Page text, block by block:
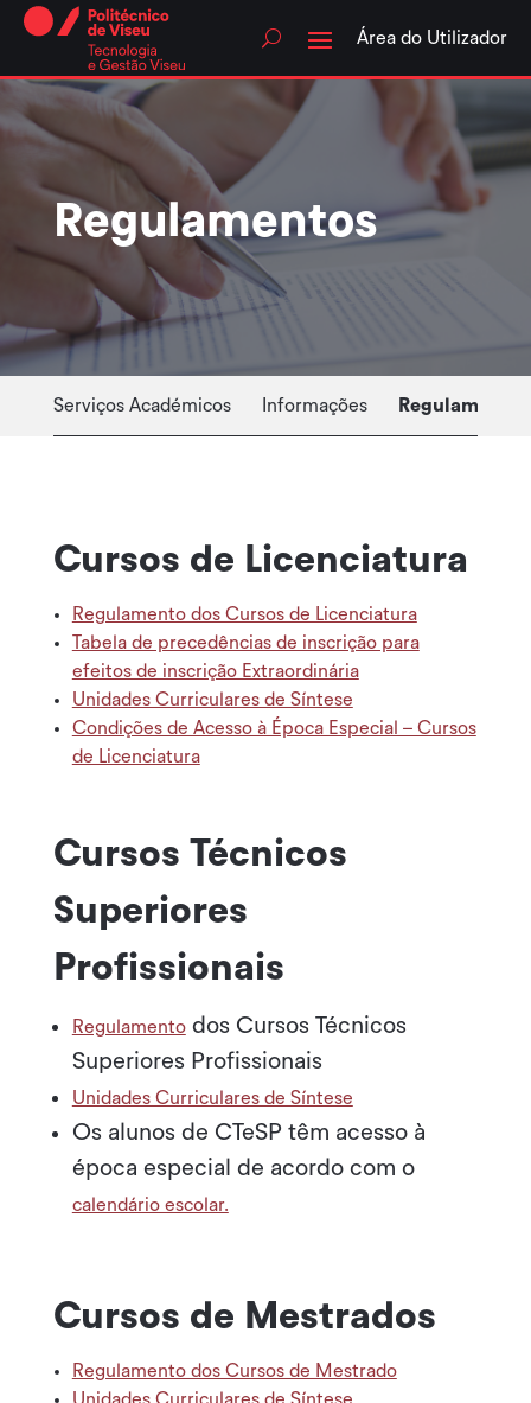
Skip
Área do Utilizador
Regulamentos
Serviços Académicos Informações Regulamentos
Cursos de Licenciatura
Regulamento dos Cursos de Licenciatura
Tabela de precedências de inscrição para
efeitos de inscrição Extraordinária
Unidades Curriculares de Síntese
Condições de Acesso à Época Especial – Cursos
de Licenciatura
Cursos Técnicos
Superiores
Profissionais
Regulamentodos Cursos Técnicos
Superiores Profissionais
Unidades Curriculares de Síntese
Os alunos de CTeSP têm acesso à
época especial de acordo com o
calendário escolar.
Cursos de Mestrados
Regulamento dos Cursos de Mestrado
Unidades Curriculares de Síntese